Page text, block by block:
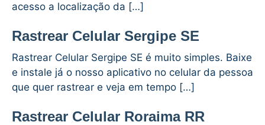
acesso a localização da […]
Rastrear Celular Sergipe SE
Rastrear Celular Sergipe SE é muito simples. Baixe
e instale já o nosso aplicativo no celular da pessoa
que quer rastrear e veja em tempo […]
Rastrear Celular Roraima RR